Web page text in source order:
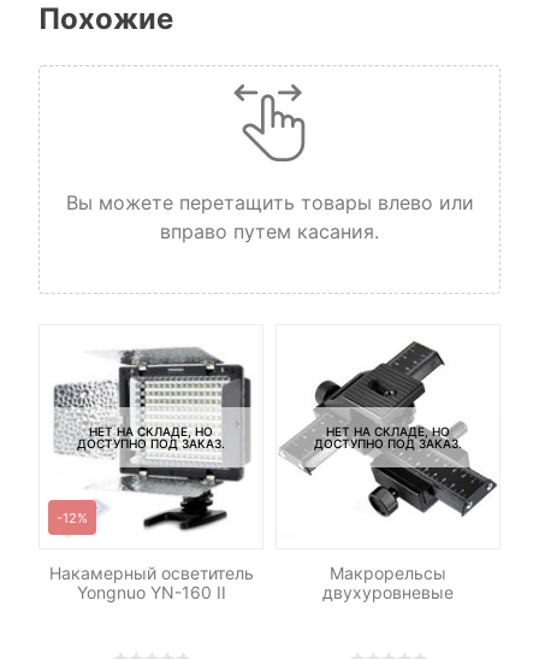
Похожие
Вы можете перетащить товары влево или
вправо путем касания.
НЕТ НА СКЛАДЕ, НО
ДОСТУПНО ПОД ЗАКАЗ.
-12%
Накамерный осветитель
Yongnuo YN-160 II
НЕТ НА СКЛАДЕ, НО
ДОСТУПНО ПОД ЗАКАЗ.
Макрорельсы
двухуровневые